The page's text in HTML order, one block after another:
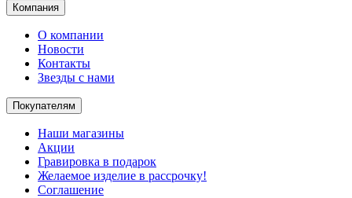
Компания
О компании
Новости
Контакты
Звезды с нами
Покупателям
Наши магазины
Акции
Гравировка в подарок
Желаемое изделие в рассрочку!
Соглашение